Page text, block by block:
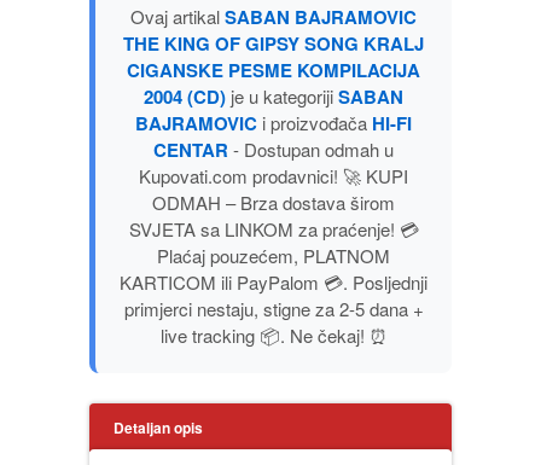
PUTOPISI
STRIP
TEORIJE ZAVERE
TINEJDŽ
TRILERI
UMETNOST
Ovaj artikalSABAN BAJRAMOVIC
THE KING OF GIPSY SONG KRALJ
CIGANSKE PESME KOMPILACIJA
2004 (CD) je u kategorijiSABAN
BAJRAMOVIC i proizvođača HI-FI
CENTAR - Dostupan odmah u
Kupovati.com prodavnici! 🚀 KUPI
ODMAH – Brza dostava širom
SVJETA sa LINKOM za praćenje! 💳
Plaćaj pouzećem, PLATNOM
KARTICOM ili PayPalom 💳. Posljednji
primjerci nestaju, stigne za 2-5 dana +
live tracking 📦. Ne čekaj! ⏰
Detaljan opis